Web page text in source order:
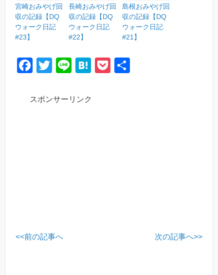
宮崎おみやげ回
収の記録【DQ
ウォーク日記
#23】
長崎おみやげ回
収の記録【DQ
ウォーク日記
#22】
島根おみやげ回
収の記録【DQ
ウォーク日記
#21】
F
c
T
tt
Li
e
H
P
スポンサーリンク
<<前の記事へ 次の記事へ>>